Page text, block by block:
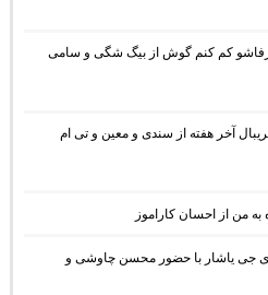
کم کنم گوش از بیگ شگی و سامی
آخر هفته از سندی و معین و تی ام
به من از احسان کاراموز
آهنگ ریمیکس زلزله 5 از دی جی یاشار با حضور محسن چاوشی و